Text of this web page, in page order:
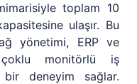
toplam 10
ulaşır. Bu
yönetimi, ERP ve
çoklu monitörlü iş
bir deneyim sağlar.